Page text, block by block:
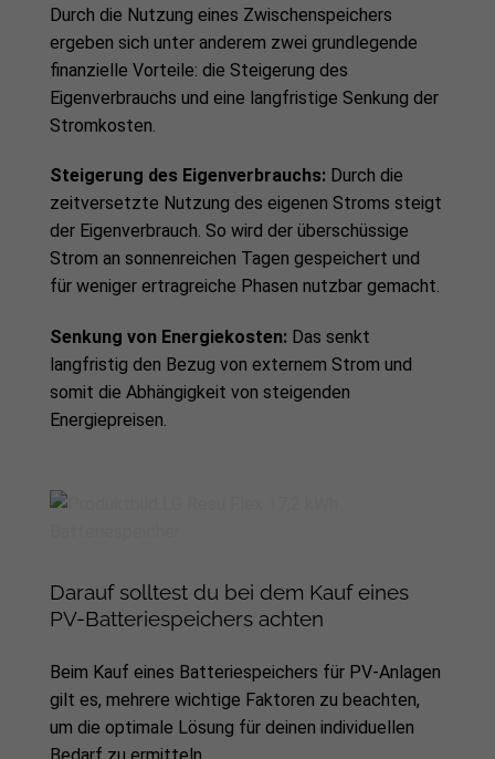
Durch die Nutzung eines Zwischenspeichers
ergeben sich unter anderem zwei grundlegende
finanzielle Vorteile: die Steigerung des
Eigenverbrauchs und eine langfristige Senkung der
Stromkosten.
Steigerung des Eigenverbrauchs: Durch die
zeitversetzte Nutzung des eigenen Stroms steigt
der Eigenverbrauch. So wird der überschüssige
Strom an sonnenreichen Tagen gespeichert und
für weniger ertragreiche Phasen nutzbar gemacht.
Senkung von Energiekosten: Das senkt
langfristig den Bezug von externem Strom und
somit die Abhängigkeit von steigenden
Energiepreisen.
Darauf solltest du bei dem Kauf eines
PV-Batteriespeichers achten
Beim Kauf eines Batteriespeichers für PV-Anlagen
gilt es, mehrere wichtige Faktoren zu beachten,
um die optimale Lösung für deinen individuellen